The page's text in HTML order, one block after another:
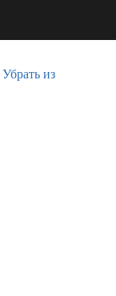
Убрать из